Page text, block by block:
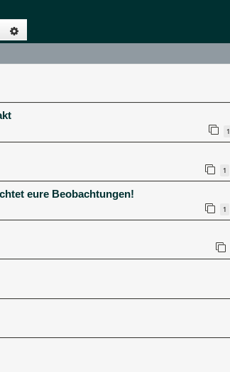
Suche
1
1
eure Beobachtungen!
1